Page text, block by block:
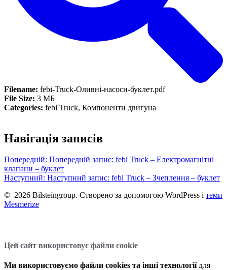
Filename: febi-Truck-Оливні-насоси-буклет.pdf
File Size: 3 МБ
Categories: febi Truck, Компоненти двигуна
Навігація записів
Попередній: Попередній запис: febi Truck – Електромагнітні
клапани – буклет
Наступний: Наступний запис: febi Truck – Зчеплення – буклет
© 2026 Bilsteingroup. Створено за допомогою WordPress і теми
Mesmerize
Цей сайт використовує файли cookie
Ми використовуємо файли cookies та інші технологіїдля